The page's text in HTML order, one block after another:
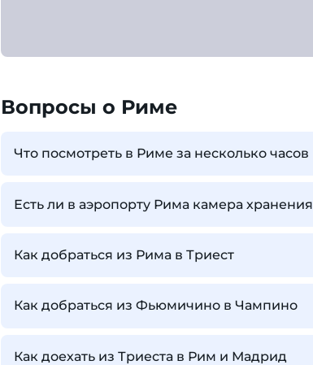
Вопросы о Риме
Что посмотреть в Риме за несколько часов
Есть ли в аэропорту Рима камера хранения
Как добраться из Рима в Триест
Как добраться из Фьюмичино в Чампино
Как доехать из Триеста в Рим и Мадрид